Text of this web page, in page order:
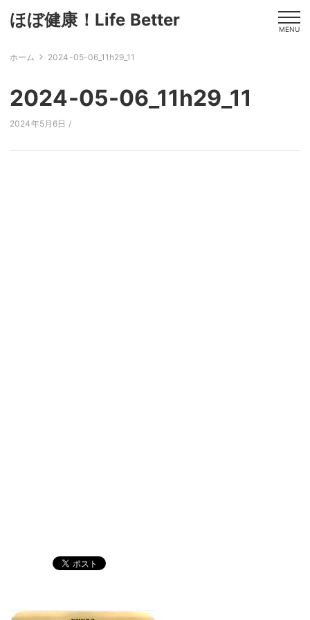
ほぼ健康！Life Better MENU
ホーム 2024-05-06_11h29_11
2024-05-06_11h29_11
2024年5月6日 /